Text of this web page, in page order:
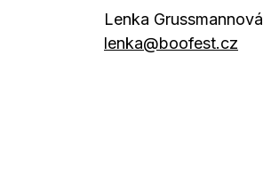
Lenka Grussmannová
lenka@boofest.cz